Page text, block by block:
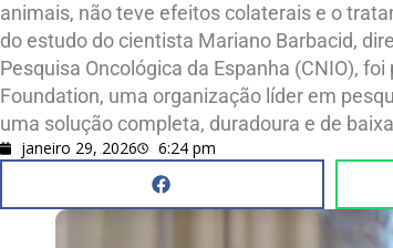
animais, não teve efeitos colaterais e o
do estudo do cientista Mariano Barbacid,
Pesquisa Oncológica da Espanha (CNIO),
Foundation, uma organização líder em
uma solução completa, duradoura e de
janeiro 29, 2026 6:24 pm